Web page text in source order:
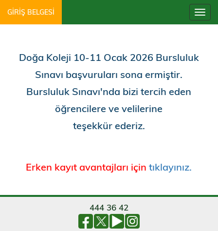
GİRİŞ BELGESİ
Doğa Koleji 10-11 Ocak 2026 Bursluluk
Sınavı başvuruları sona ermiştir.
Bursluluk Sınavı'nda bizi tercih eden
öğrencilere ve velilerine
teşekkür ederiz.
Erken kayıt avantajları içintıklayınız.
444 36 42